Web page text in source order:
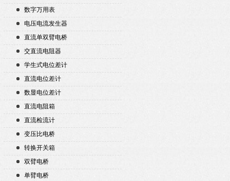
数字万用表
电压电流发生器
直流单双臂电桥
交直流电阻器
学生式电位差计
直流电位差计
数显电位差计
直流电阻箱
直流检流计
变压比电桥
转换开关箱
双臂电桥
单臂电桥